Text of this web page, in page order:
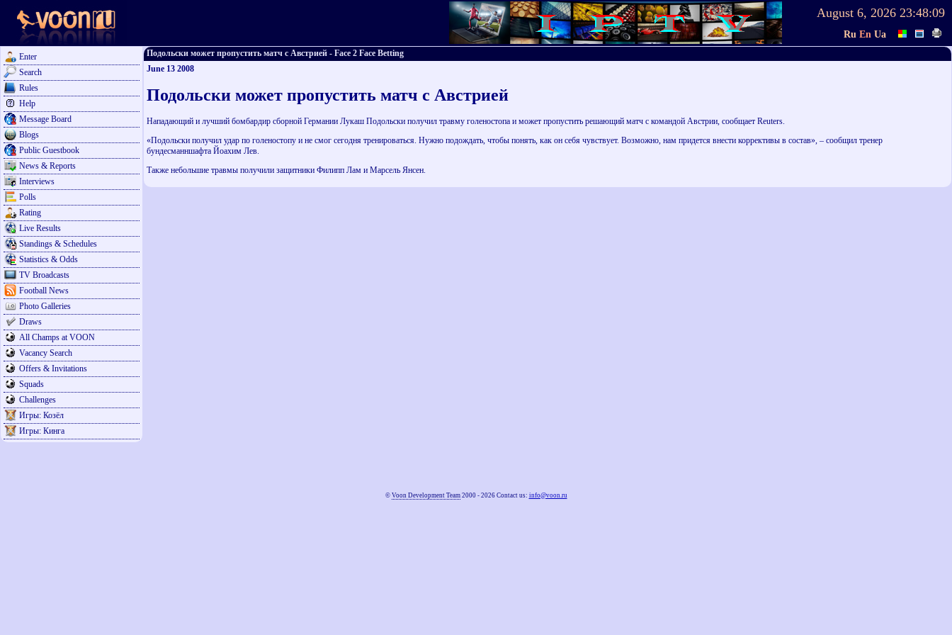
August 6, 2026 23:48:09
Ru En Ua
Enter
Search
Rules
Help
Message Board
Blogs
Public Guestbook
News & Reports
Interviews
Polls
Rating
Live Results
Standings & Schedules
Statistics & Odds
TV Broadcasts
Football News
Photo Galleries
Draws
All Champs at VOON
Vacancy Search
Offers & Invitations
Squads
Challenges
Игры: Козёл
Игры: Кинга
Подольски может пропустить матч с Австрией - Face 2 Face Betting
June 13 2008
Подольски может пропустить матч с Австрией
Нападающий и лучший бомбардир сборной Германии Лукаш Подольски получил травму голеностопа и может пропустить решающий матч с командой Австрии, сообщает Reuters.
«Подольски получил удар по голеностопу и не смог сегодня тренироваться. Нужно подождать, чтобы понять, как он себя чувствует. Возможно, нам придется внести коррективы в состав», – сообщил тренер
бундесманншафта Йоахим Лев.
Также небольшие травмы получили защитники Филипп Лам и Марсель Янсен.
© Voon Development Team2000 - 2026 Contact us: info@voon.ru